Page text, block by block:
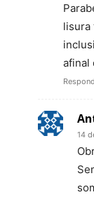
lisura
afinal
14